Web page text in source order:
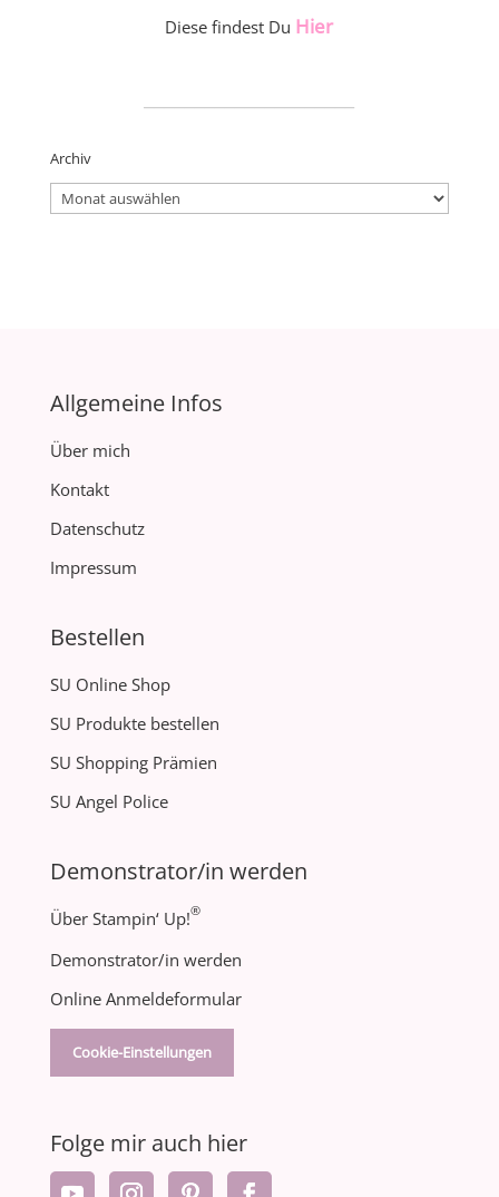
Diese findest Du Hier
Archiv
Archiv
Allgemeine Infos
Über mich
Kontakt
Datenschutz
Impressum
Bestellen
SU Online Shop
SU Produkte bestellen
SU Shopping Prämien
SU Angel Police
Demonstrator/in werden
Über Stampin‘ Up!®
Demonstrator/in werden
Online Anmeldeformular
Cookie-Einstellungen
Folge mir auch hier